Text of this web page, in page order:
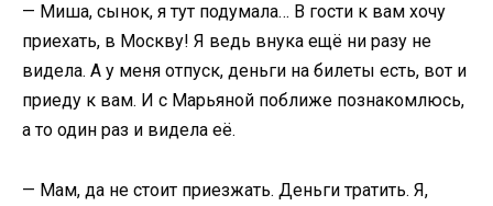
— Миша, сынок, я тут подумала… В гости к вам хочу
приехать, в Москву! Я ведь внука ещё ни разу не
видела. А у меня отпуск, деньги на билеты есть, вот и
приеду к вам. И с Марьяной поближе познакомлюсь,
а то один раз и видела её.
— Мам, да не стоит приезжать. Деньги тратить. Я,